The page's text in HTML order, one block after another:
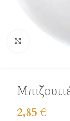
Click to
2,85 €